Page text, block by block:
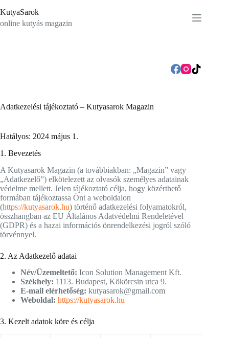
to
content
KutyaSarok
online kutyás magazin
Adatkezelési tájékoztató – Kutyasarok Magazin
Hatályos: 2024 május 1.
1. Bevezetés
A Kutyasarok Magazin (a továbbiakban: „Magazin” vagy
„Adatkezelő”) elkötelezett az olvasók személyes adatainak
védelme mellett. Jelen tájékoztató célja, hogy közérthető
formában tájékoztassa Önt a weboldalon
(https://kutyasarok.hu) történő adatkezelési folyamatokról,
összhangban az EU Általános Adatvédelmi Rendeletével
(GDPR) és a hazai információs önrendelkezési jogról szóló
törvénnyel.
2. Az Adatkezelő adatai
Név/Üzemeltető: Icon Solution Management Kft.
Székhely: 1113. Budapest, Kökörcsin utca 9.
E-mail elérhetőség: kutyasarok@gmail.com
Weboldal: https://kutyasarok.hu
3. Kezelt adatok köre és célja